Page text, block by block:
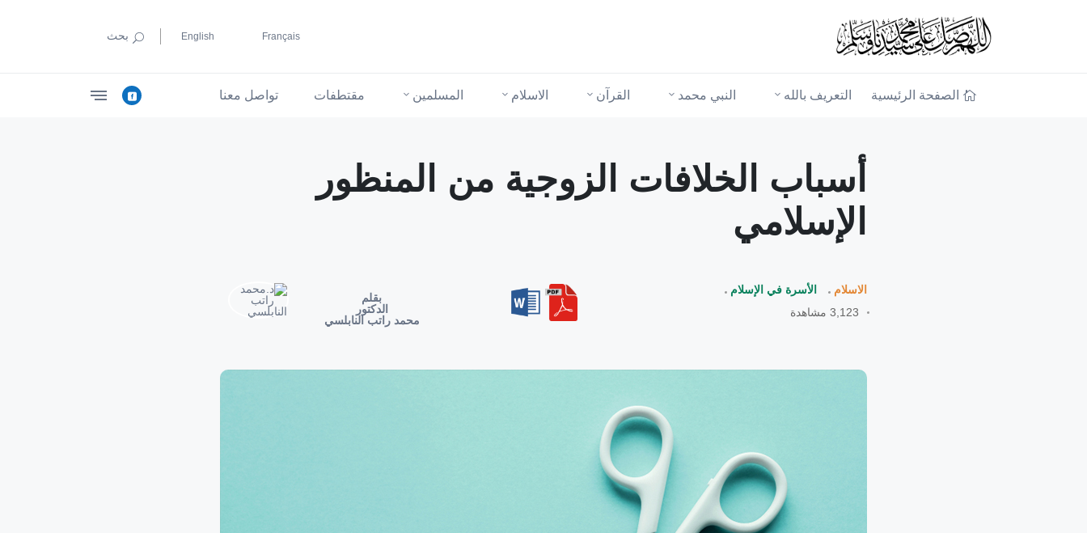
English Français بحث
الصفحة الرئيسية التعريف بالله النبي محمد القرآن الاسلام المسلمين مقتطفات تواصل معنا
أسباب الخلافات الزوجية من المنظور
الإسلامي
الاسلام
الأسرة في الإسلام
3,123 مشاهدة
بقلم
الدكتور
محمد راتب النابلسي